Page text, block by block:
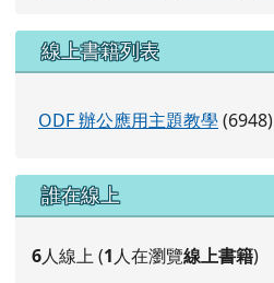
線上書籍列表
ODF 辦公應用主題教學(6948)
右邊區域內容
誰在線上
6人線上 (1人在瀏覽線上書籍)